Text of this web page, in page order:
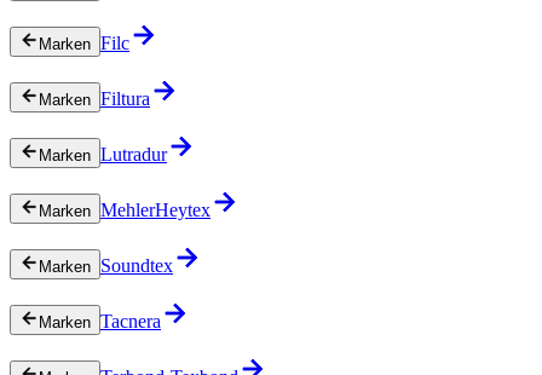
Marken Filc
Marken Filtura
Marken Lutradur
Marken MehlerHeytex
Marken Soundtex
Marken Tacnera